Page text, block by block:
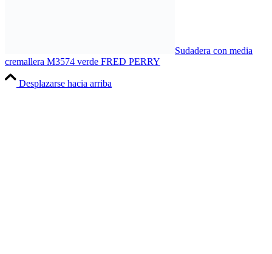
Sudadera con media
cremallera M3574 verde FRED PERRY
Desplazarse hacia arriba